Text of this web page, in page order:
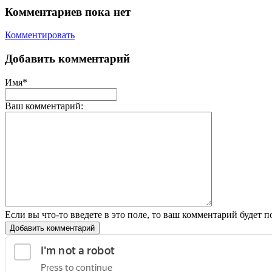
Комментариев пока нет
Комментировать
Добавить комментарий
Имя*
Ваш комментарий:
Если вы что-то введете в это поле, то ваш комментарий будет
Добавить комментарий